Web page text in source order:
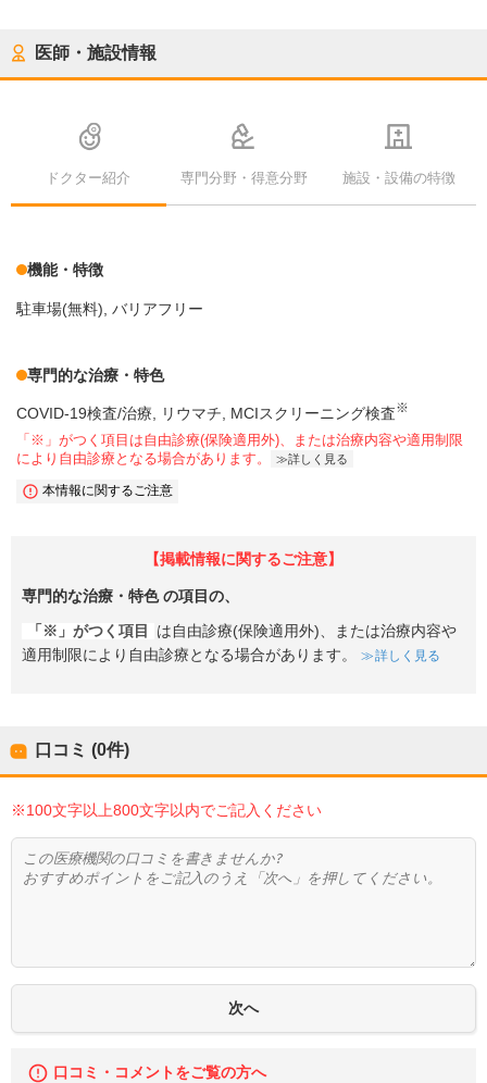
医師・施設情報
ドクター紹介 専門分野・得意分野 施設・設備の特徴
機能・特徴
駐車場(無料) バリアフリー
専門的な治療・特色
COVID-19検査/治療 リウマチ MCIスクリーニング検査※
「※」がつく項目は自由診療(保険適用外)、または治療内容や適用制限
により自由診療となる場合があります。
詳しく見る
本情報に関するご注意
【掲載情報に関するご注意】
専門的な治療・特色の項目の、
「※」がつく項目
は自由診療(保険適用外)、または治療内容や
適用制限により自由診療となる場合があります。
詳しく見る
口コミ (0件)
※100文字以上800文字以内でご記入ください
口コミ・コメントをご覧の方へ